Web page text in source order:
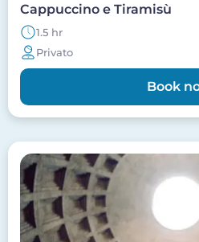
Cappuccino e Tiramisù
1.5 hr
Privato
Book
Image